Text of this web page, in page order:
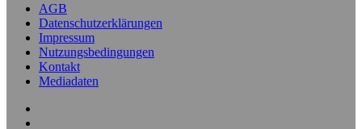
AGB
Datenschutzerklärungen
Impressum
Nutzungsbedingungen
Kontakt
Mediadaten